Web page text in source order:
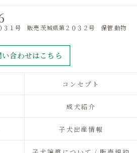
３１号 販売 茨城県第２０３２号 保管 動物
い合わせはこちら
コンセプト
成犬紹介
子犬出産情報